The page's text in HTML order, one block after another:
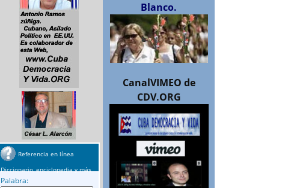
Referencia en línea
Diccionario, enciclopedia y más
Palabra:
Blanco.
CanalVIMEO de
CDV.ORG